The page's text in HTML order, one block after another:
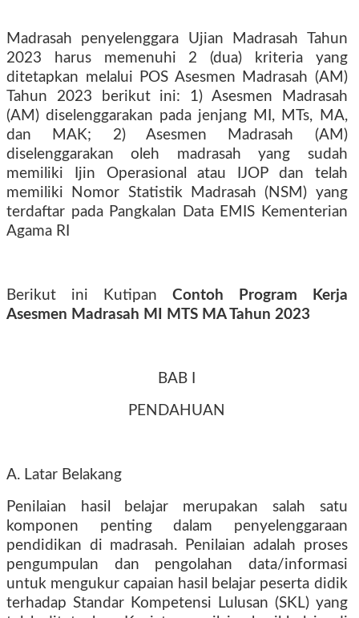
Madrasah penyelenggara Ujian Madrasah Tahun
2023 harus memenuhi 2 (dua) kriteria yang
ditetapkan melalui POS Asesmen Madrasah (AM)
Tahun 2023 berikut ini: 1) Asesmen Madrasah
(AM) diselenggarakan pada jenjang MI, MTs, MA,
dan MAK; 2) Asesmen Madrasah (AM)
diselenggarakan oleh madrasah yang sudah
memiliki Ijin Operasional atau IJOP dan telah
memiliki Nomor Statistik Madrasah (NSM) yang
terdaftar pada Pangkalan Data EMIS Kementerian
Agama RI
Berikut ini Kutipan Contoh Program Kerja
Asesmen Madrasah MI MTS MA Tahun 2023
BAB I
PENDAHUAN
A. Latar Belakang
Penilaian hasil belajar merupakan salah satu
komponen penting dalam penyelenggaraan
pendidikan di madrasah. Penilaian adalah proses
pengumpulan dan pengolahan data/informasi
untuk mengukur capaian hasil belajar peserta didik
terhadap Standar Kompetensi Lulusan (SKL) yang